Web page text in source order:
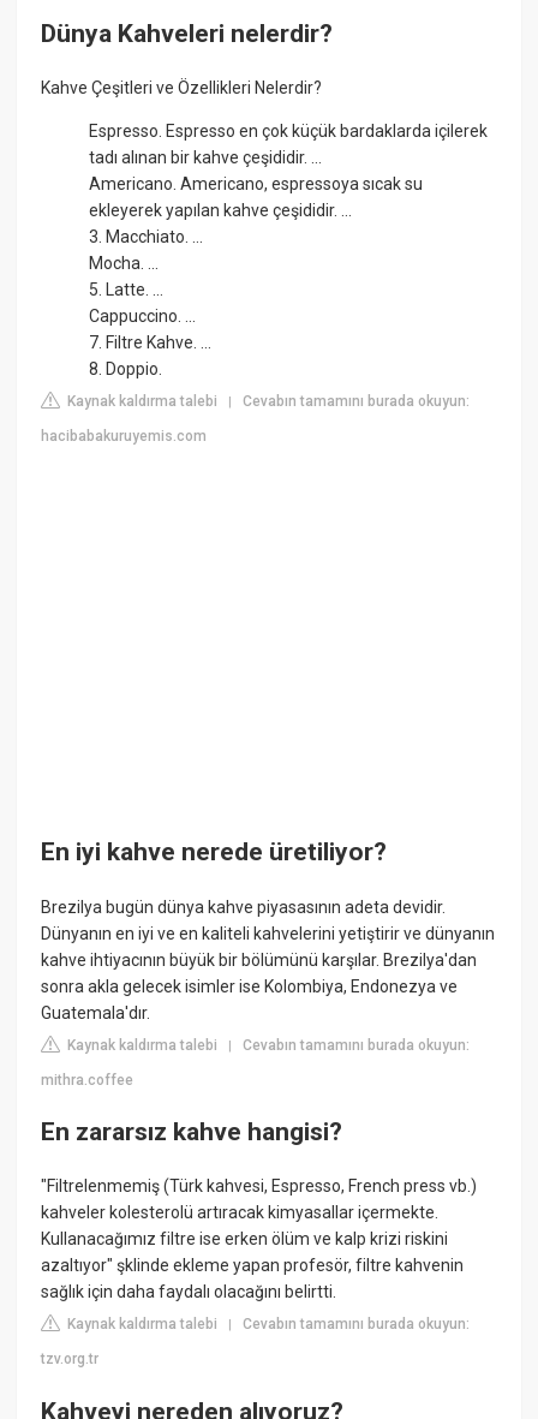
Dünya Kahveleri nelerdir?
Kahve Çeşitleri ve Özellikleri Nelerdir?
Espresso. Espresso en çok küçük bardaklarda içilerek
tadı alınan bir kahve çeşididir. ...
Americano. Americano, espressoya sıcak su
ekleyerek yapılan kahve çeşididir. ...
3. Macchiato. ...
Mocha. ...
5. Latte. ...
Cappuccino. ...
7. Filtre Kahve. ...
8. Doppio.
Kaynak kaldırma talebi |Cevabın tamamını burada okuyun:
hacibabakuruyemis.com
En iyi kahve nerede üretiliyor?
Brezilya bugün dünya kahve piyasasının adeta devidir.
Dünyanın en iyi ve en kaliteli kahvelerini yetiştirir ve dünyanın
kahve ihtiyacının büyük bir bölümünü karşılar. Brezilya'dan
sonra akla gelecek isimler ise Kolombiya, Endonezya ve
Guatemala'dır.
Kaynak kaldırma talebi |Cevabın tamamını burada okuyun:
mithra.coffee
En zararsız kahve hangisi?
"Filtrelenmemiş (Türk kahvesi, Espresso, French press vb.)
kahveler kolesterolü artıracak kimyasallar içermekte.
Kullanacağımız filtre ise erken ölüm ve kalp krizi riskini
azaltıyor" şklinde ekleme yapan profesör, filtre kahvenin
sağlık için daha faydalı olacağını belirtti.
Kaynak kaldırma talebi |Cevabın tamamını burada okuyun:
tzv.org.tr
Kahveyi nereden alıyoruz?